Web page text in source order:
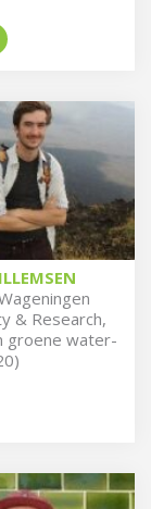
& Re­search,
groe­ne wa­ter­